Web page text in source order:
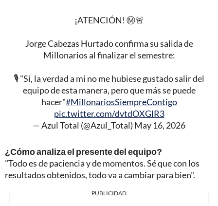
¡ATENCIÓN! Ⓜ️🚨
Jorge Cabezas Hurtado confirma su salida de
Millonarios al finalizar el semestre:
🎙️ "Si, la verdad a mi no me hubiese gustado salir del
equipo de esta manera, pero que más se puede
hacer"#MillonariosSiempreContigo
pic.twitter.com/dvtdOXGlR3
— Azul Total (@Azul_Total) May 16, 2026
¿Cómo analiza el presente del equipo?
"Todo es de paciencia y de momentos. Sé que con los
resultados obtenidos, todo va a cambiar para bien".
PUBLICIDAD